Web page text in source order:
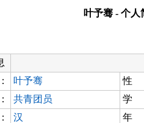
叶予骞 - 个人
叶予骞
性
共青团员
学
汉
年